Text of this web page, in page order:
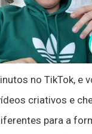
no TikTok, e
criativos e
para a